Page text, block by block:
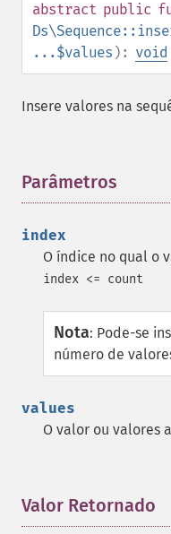
abstract public
...$values ): void
Insere valores na
Parâmetros
index
O índice no qual o
index <= count
Nota: Pode-se
número de
values
O valor ou valores
Valor Retornado